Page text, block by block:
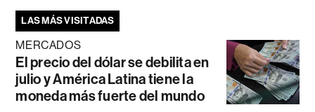
LAS MÁS VISITADAS
MERCADOS
El precio del dólar se debilita en
julio y América Latina tiene la
moneda más fuerte del mundo